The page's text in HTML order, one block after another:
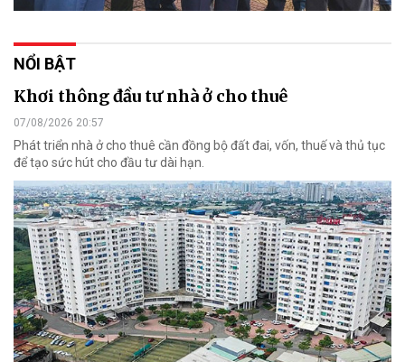
NỔI BẬT
Khơi thông đầu tư nhà ở cho thuê
07/08/2026 20:57
Phát triển nhà ở cho thuê cần đồng bộ đất đai, vốn, thuế và thủ tục
để tạo sức hút cho đầu tư dài hạn.